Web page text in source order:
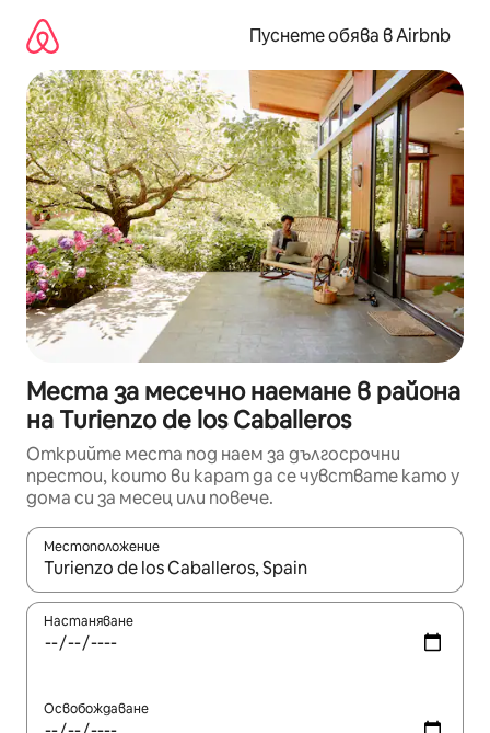
съдържанието
Пуснете обява в Airbnb
Места за месечно наемане в района
на Turienzo de los Caballeros
Открийте места под наем за дългосрочни
престои, които ви карат да се чувствате като у
дома си за месец или повече.
Местоположение
Когато резултатите се покажат, използвайте
Настаняване
Освобождаване